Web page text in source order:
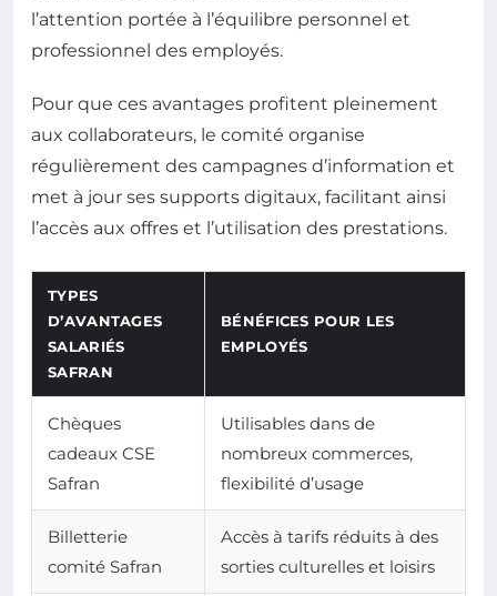
l’attention portée à l’équilibre personnel et
professionnel des employés.
Pour que ces avantages profitent pleinement
aux collaborateurs, le comité organise
régulièrement des campagnes d’information et
met à jour ses supports digitaux, facilitant ainsi
l’accès aux offres et l’utilisation des prestations.
TYPES
D’AVANTAGES
SALARIÉS
SAFRAN
BÉNÉFICES POUR LES
EMPLOYÉS
Chèques
cadeaux CSE
Safran
Utilisables dans de
nombreux commerces,
flexibilité d’usage
Billetterie
comité Safran
Accès à tarifs réduits à des
sorties culturelles et loisirs